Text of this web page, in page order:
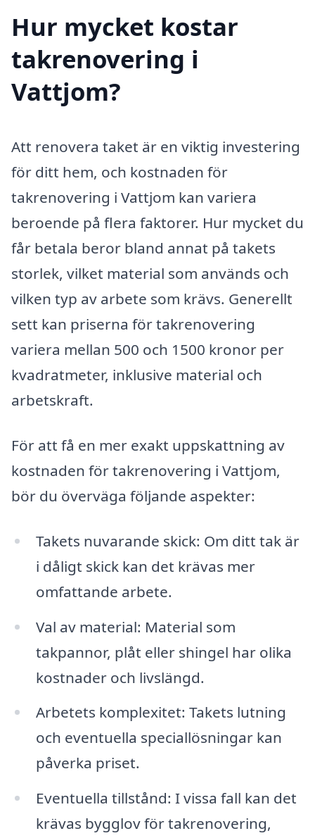
Hur mycket kostar
takrenovering i
Vattjom?
Att renovera taket är en viktig investering
för ditt hem, och kostnaden för
takrenovering i Vattjom kan variera
beroende på flera faktorer. Hur mycket du
får betala beror bland annat på takets
storlek, vilket material som används och
vilken typ av arbete som krävs. Generellt
sett kan priserna för takrenovering
variera mellan 500 och 1500 kronor per
kvadratmeter, inklusive material och
arbetskraft.
För att få en mer exakt uppskattning av
kostnaden för takrenovering i Vattjom,
bör du överväga följande aspekter:
Takets nuvarande skick: Om ditt tak är
i dåligt skick kan det krävas mer
omfattande arbete.
Val av material: Material som
takpannor, plåt eller shingel har olika
kostnader och livslängd.
Arbetets komplexitet: Takets lutning
och eventuella speciallösningar kan
påverka priset.
Eventuella tillstånd: I vissa fall kan det
krävas bygglov för takrenovering,